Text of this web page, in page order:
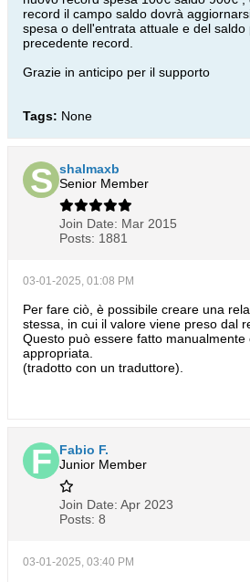
record il campo saldo dovrà
spesa o dell'entrata attuale e del saldo
precedente record.
Grazie in anticipo per il supporto
Tags: None
shalmaxb
Senior Member
Join Date: Mar 2015
Posts: 1881
03-01-2025, 01:08 PM
Per fare ciò, è possibile creare una
stessa, in cui il valore viene preso dal
Questo può essere fatto manualmente
appropriata.
(tradotto con un traduttore).
Fabio F.
Junior Member
Join Date: Apr 2023
Posts: 8
03-01-2025, 03:40 PM